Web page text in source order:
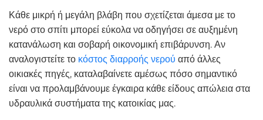
Κάθε μικρή ή μεγάλη βλάβη που σχετίζεται άμεσα με το
νερό στο σπίτι μπορεί εύκολα να οδηγήσει σε αυξημένη
κατανάλωση και σοβαρή οικονομική επιβάρυνση. Αν
αναλογιστείτε το κόστος διαρροής νερού από άλλες
οικιακές πηγές, καταλαβαίνετε αμέσως πόσο σημαντικό
είναι να προλαμβάνουμε έγκαιρα κάθε είδους απώλεια στα
υδραυλικά συστήματα της κατοικίας μας.